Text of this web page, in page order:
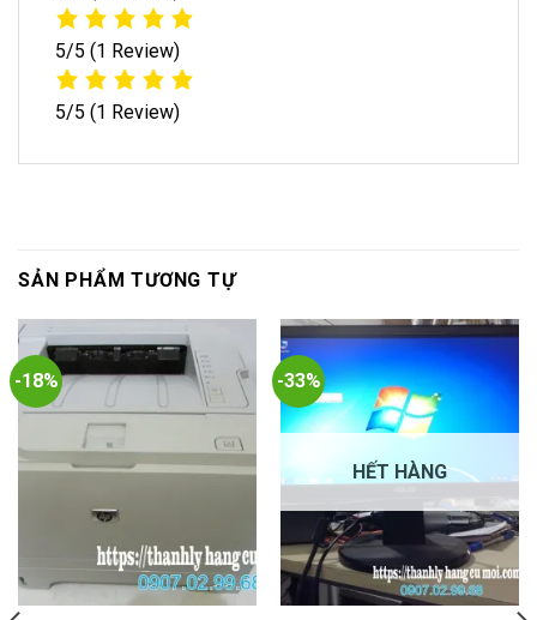
5/5 (1 Review)
5/5 (1 Review)
SẢN PHẨM TƯƠNG TỰ
-18% -33%
HẾT HÀNG